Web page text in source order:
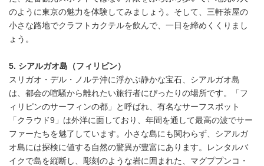
のように東京の魅力を体験してみましょう。そして、三軒茶屋の
小さな路地でクラフトカクテルを飲んで、一日を締めくくりまし
ょう。
5. シアルガオ島（フィリピン）
スリガオ・デル・ノルテ沖に浮かぶ静かな宝石、シアルガオ島
は、都会の喧騒から離れたい旅行者にぴったりの場所です。「フ
ィリピンのサーフィンの都」と呼ばれ、有名なサーフスポット
「クラウド9」は外洋に面しており、年間を通して最高の波でサー
ファーたちを魅了しています。小さな島にも関わらず、シアルガ
オ島には探検に値する自然の驚異が豊富にあります。レンタルバ
イクで島を縦断し、彫刻のような岩に囲まれた、マグププンコ・